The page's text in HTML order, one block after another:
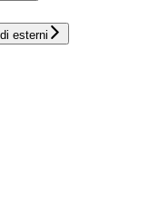
esterni